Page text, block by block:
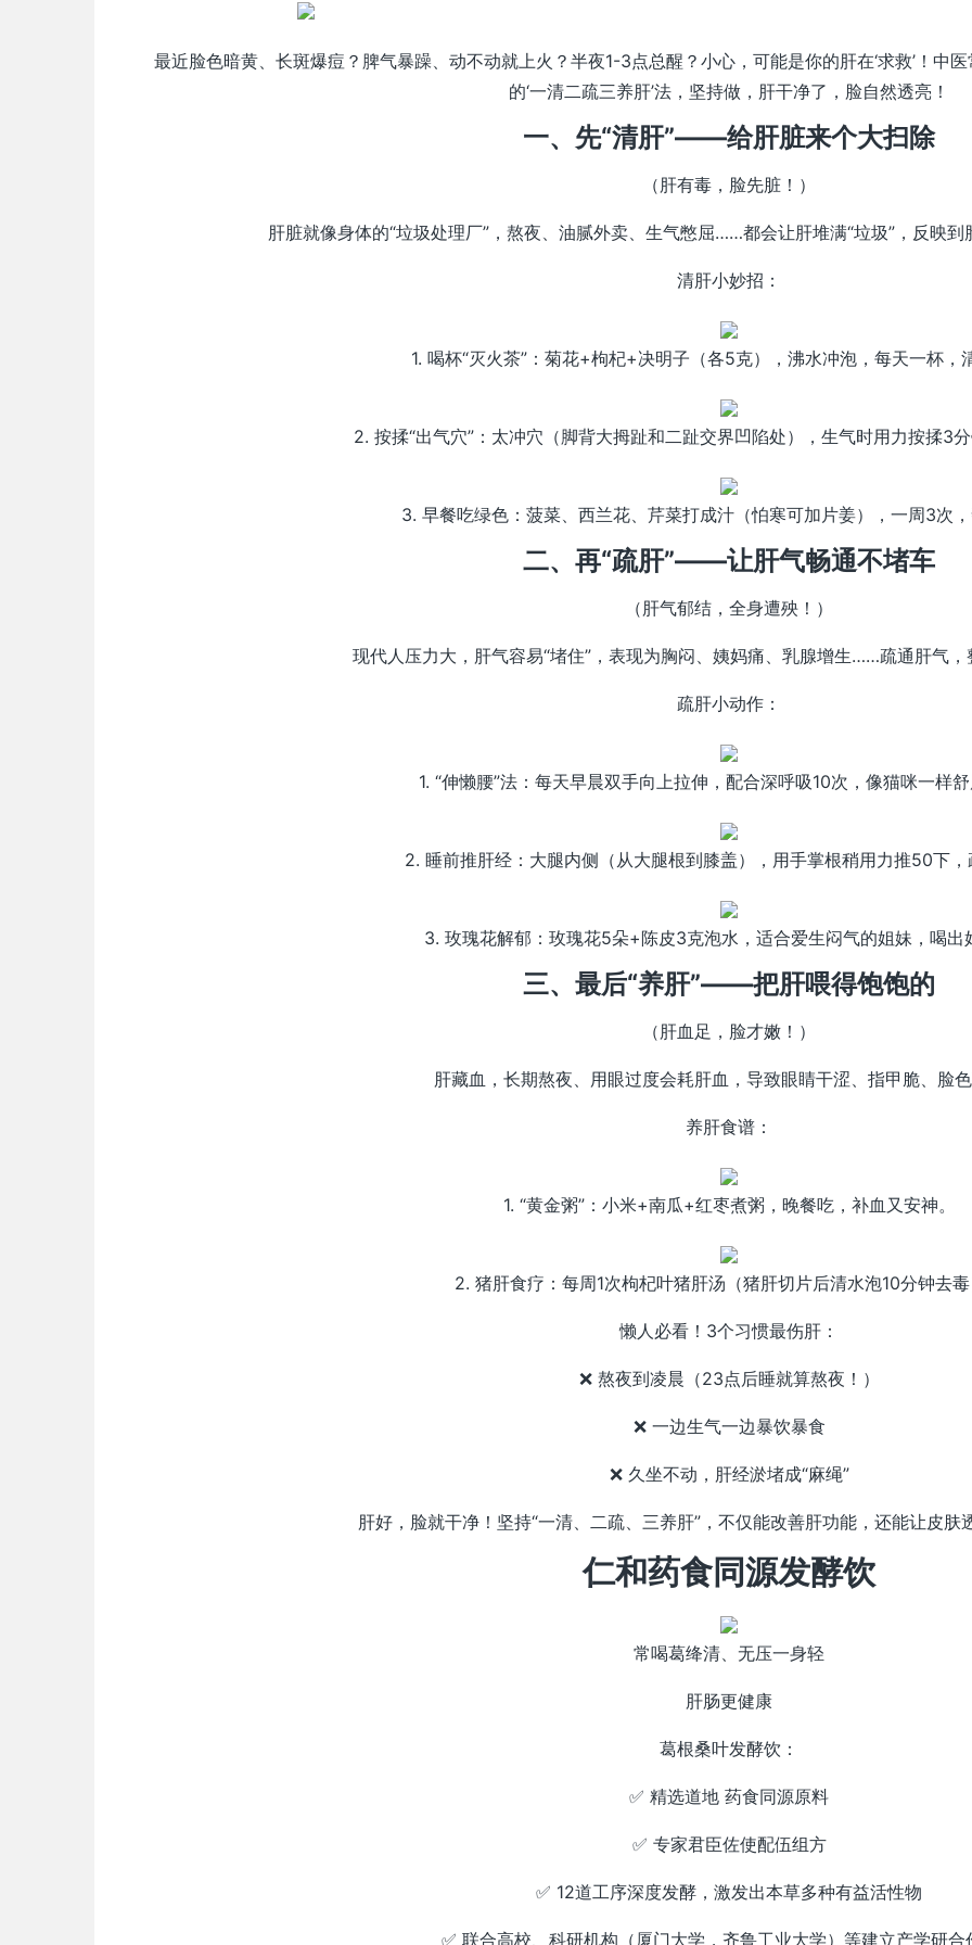
最近脸色暗黄、长斑爆痘？脾气暴躁、动不动就上火？半夜1-3点总醒？小心，可能是你的肝在‘求救’！中
的‘一清二疏三养肝’法，坚持做，肝干净了，脸自然透亮！
一、先“清肝”——给肝脏来个大扫除
（肝有毒，脸先脏！）
肝脏就像身体的“垃圾处理厂”，熬夜、油腻外卖、生气憋屈……都会让肝堆满“垃圾”，反映到
清肝小妙招：
1. 喝杯“灭火茶”：菊花+枸杞+决明子（各5克），沸水冲泡，每天一杯，
2. 按揉“出气穴”：太冲穴（脚背大拇趾和二趾交界凹陷处），生气时用力按揉3分
3. 早餐吃绿色：菠菜、西兰花、芹菜打成汁（怕寒可加片姜），一周3次，
二、再“疏肝”——让肝气畅通不堵车
（肝气郁结，全身遭殃！）
现代人压力大，肝气容易“堵住”，表现为胸闷、姨妈痛、乳腺增生……疏通肝气，
疏肝小动作：
1. “伸懒腰”法：每天早晨双手向上拉伸，配合深呼吸10次，像猫咪一样舒
2. 睡前推肝经：大腿内侧（从大腿根到膝盖），用手掌根稍用力推50下，
3. 玫瑰花解郁：玫瑰花5朵+陈皮3克泡水，适合爱生闷气的姐妹，喝出
三、最后“养肝”——把肝喂得饱饱的
（肝血足，脸才嫩！）
肝藏血，长期熬夜、用眼过度会耗肝血，导致眼睛干涩、指甲脆、脸色
养肝食谱：
1. “黄金粥”：小米+南瓜+红枣煮粥，晚餐吃，补血又安神。
2. 猪肝食疗：每周1次枸杞叶猪肝汤（猪肝切片后清水泡10分钟去毒
懒人必看！3个习惯最伤肝：
❌ 熬夜到凌晨（23点后睡就算熬夜！）
❌ 一边生气一边暴饮暴食
❌ 久坐不动，肝经淤堵成“麻绳”
肝好，脸就干净！坚持“一清、二疏、三养肝”，不仅能改善肝功能，还能让皮肤
仁和药食同源发酵饮
常喝葛绛清、无压一身轻
肝肠更健康
葛根桑叶发酵饮：
✅ 精选道地 药食同源原料
✅ 专家君臣佐使配伍组方
✅ 12道工序深度发酵，激发出本草多种有益活性物
✅ 联合高校、科研机构（厦门大学，齐鲁工业大学）等建立产学研合